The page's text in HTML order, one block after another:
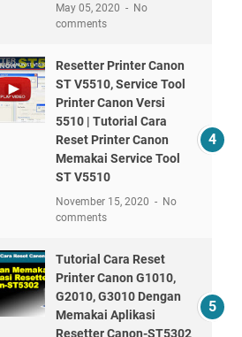
May 05, 2020
No
comments
Resetter Printer Canon
ST V5510, Service Tool
Printer Canon Versi
5510 | Tutorial Cara
Reset Printer Canon
Memakai Service Tool
ST V5510
November 15, 2020
No
comments
Tutorial Cara Reset
Printer Canon G1010,
G2010, G3010 Dengan
Memakai Aplikasi
Resetter Canon-ST5302